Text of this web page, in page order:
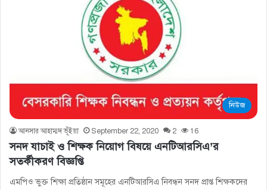
নিউজ
আনসার আহাম্মদ ভূঁইয়া September 22, 2020 2 16
সনদ যাচাই ও শিক্ষক নিয়োগ বিষয়ে এনটিআরসিএ’র
সতর্কীকরণ বিজ্ঞপ্তি
এমপিও ভুক্ত শিক্ষা প্রতিষ্ঠান সমূহের এনটিআরসিএ নিবন্ধন সনদ প্রাপ্ত শিক্ষকদের